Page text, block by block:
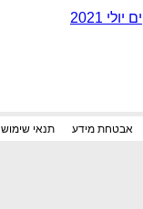
2021
אבטחת מידע תנאי שימוש